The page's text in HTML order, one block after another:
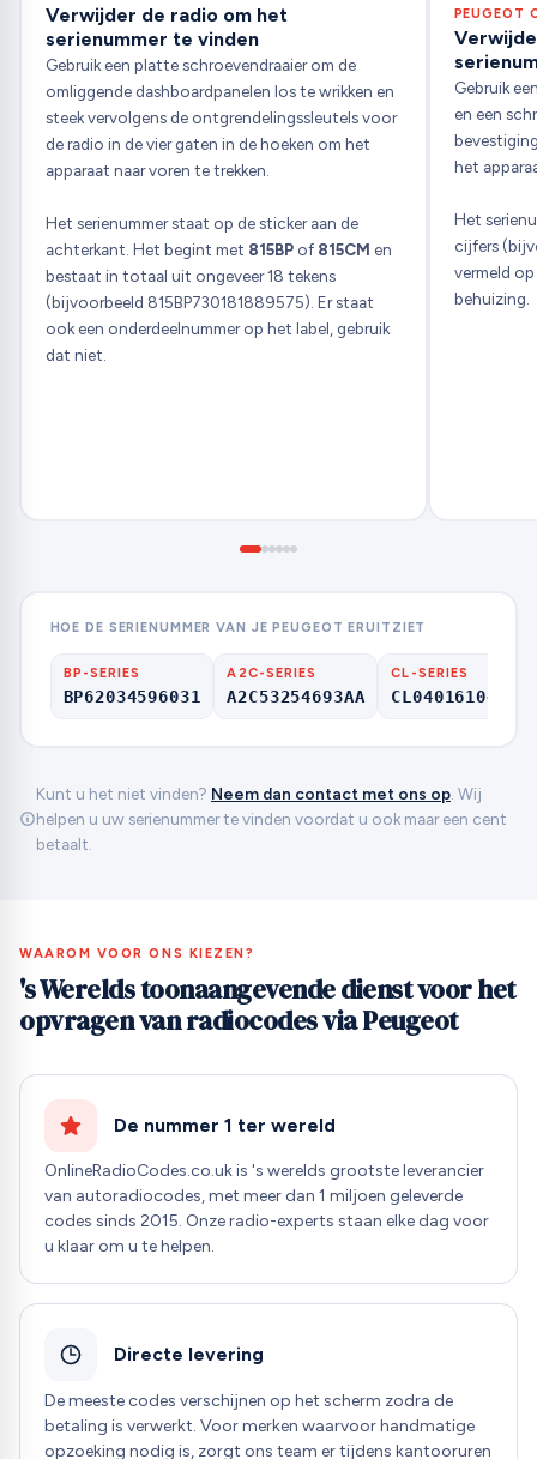
Verwijder de radio om het
serienummer te vinden
Gebruik een platte schroevendraaier om de
omliggende dashboardpanelen los te wrikken en
steek vervolgens de ontgrendelingssleutels voor
de radio in de vier gaten in de hoeken om het
apparaat naar voren te trekken.
Het serienummer staat op de sticker aan de
achterkant. Het begint met 815BPof 815CM en
bestaat in totaal uit ongeveer 18 tekens
(bijvoorbeeld 815BP730181889575). Er staat
ook een onderdeelnummer op het label, gebruik
dat niet.
PEUGEOT
Gebruik
en een
het
Het
cijfers
vermeld
behuizing.
HOE DE SERIENUMMER VAN JE PEUGEOT ERUITZIET
BP-SERIES
BP62034596031
A2C-SERIES
A2C53254693AA
CL-SERIES
Kunt u het niet vinden? Neem dan contact met ons op . Wij
helpen u uw serienummer te vinden voordat u ook maar een cent
betaalt.
WAAROM VOOR ONS KIEZEN?
's Werelds toonaangevende dienst voor het
opvragen van radiocodes via Peugeot
De nummer 1 ter wereld
OnlineRadioCodes.co.uk is 's werelds grootste leverancier
van autoradiocodes, met meer dan 1 miljoen geleverde
codes sinds 2015. Onze radio-experts staan elke dag voor
u klaar om u te helpen.
Directe levering
De meeste codes verschijnen op het scherm zodra de
betaling is verwerkt. Voor merken waarvoor handmatige
opzoeking nodig is, zorgt ons team er tijdens kantooruren